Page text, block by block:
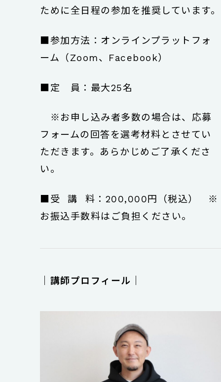
ために全日程の参加を推奨しています。
■参加方法：オンラインプラットフォ
ーム（Zoom、Facebook）
■定 員：最大25名
※お申し込み者多数の場合は、応募
フォームの回答を選考材料とさせてい
ただきます。あらかじめご了承くださ
い。
■受 講 料：200,000円（税込） ※
お振込手数料はご負担ください。
｜講師プロフィール｜